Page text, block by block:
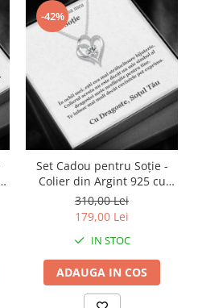
-42%
Set Cadou pentru Soție -
Colier din Argint 925 cu
Pandantiv Inima Eternă,
placat cu rodiu, în Cutie
Elegantă cu Mesaj
Personalizat
310,00 Lei
179,00 Lei
IN STOC
ADAUGA IN COS